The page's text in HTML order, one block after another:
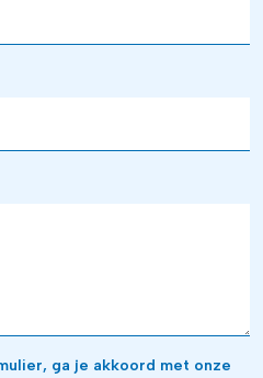
ga je akkoord met onze